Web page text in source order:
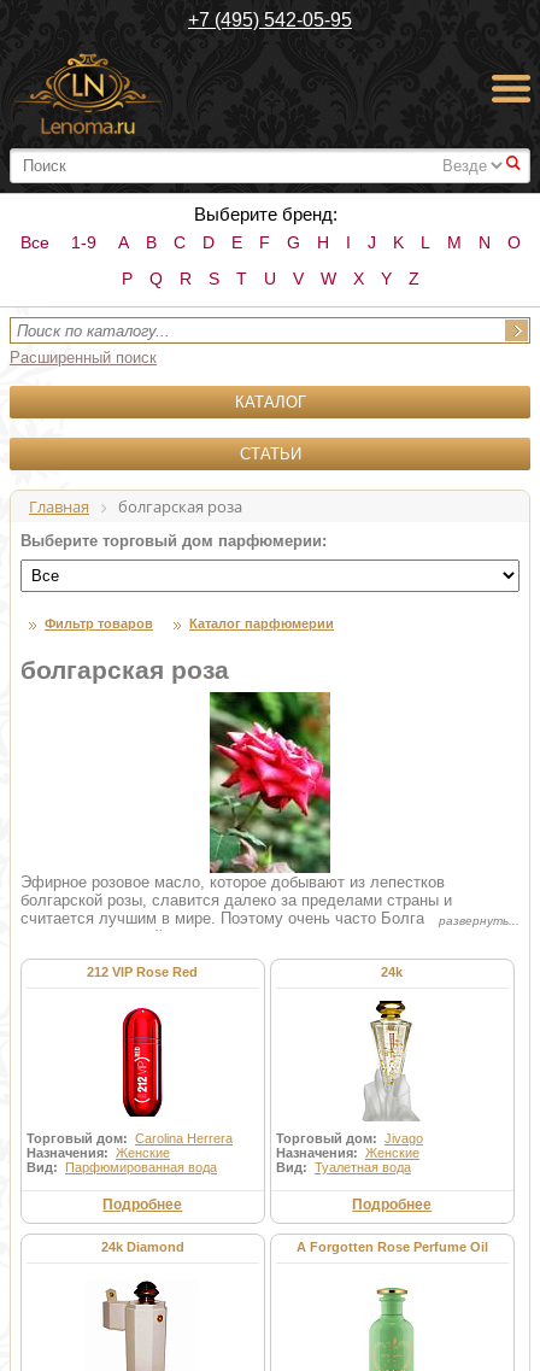
+7 (495) 542-05-95
#
Выберите бренд:
Все 1-9 A B C D E F G H I J K L M N
O
P
Q R S T U V W X Y Z
Расширенный поиск
КАТАЛОГ
СТАТЬИ
Главная болгарская роза
Выберите торговый дом парфюмерии:
Фильтр товаров Каталог парфюмерии
болгарская роза
Эфирное розовое масло, которое добывают из лепестков
болгарской розы, славится далеко за пределами страны и
считается лучшим в мире. Поэтому очень часто Болгарию
называют «страной роз», а цветок розы является одним из
символов этой страны. О нем поют песни и слагают легенды, его
изображение можно найти на стенах домов и на вышитых
болгарских обрядов. Впервые роза была завезена в Болгарию еще
в 17 веке турками из Индии через Персию и Сирию. Тогда в
Казанлыкской долине были высажены тысячи черенков роз
заботливо привезенных из дальних стран. С тех пор вот уже не
одно столетие здесь выращивают розы и изготавливают по особой
технологии эфирное масло. Секрет качества болгарского розового
масла заключается в использовании двойной дистилляции при его
изготовлении. В результате получается драгоценная субстанция,
которая не имеет аналогов. Не удивительно, что розовое масло из
Болгарии экспортируется во многие страны мира. Даже
212 VIP Rose Red
Торговый дом: Carolina Herrera
Назначения: Женские
Вид: Парфюмированная вода
Подробнее
24k
Торговый дом: Jivago
Назначения: Женские
Вид: Туалетная вода
Подробнее
24k Diamond A Forgotten Rose Perfume Oil